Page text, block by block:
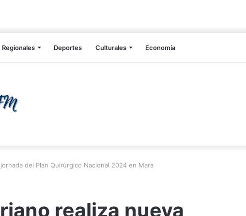
Regionales Deportes Culturales Economía
del Plan Quirúrgico Nacional 2024 en Mara
realiza nueva